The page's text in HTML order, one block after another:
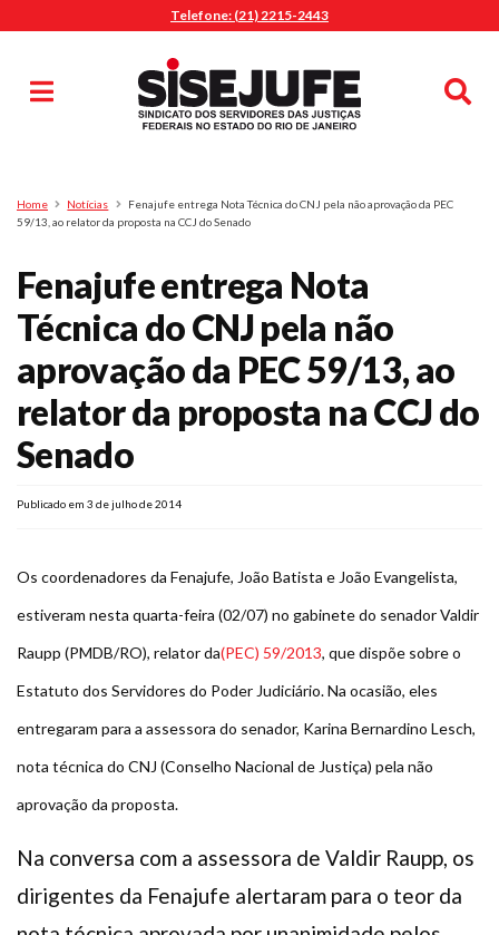
Telefone: (21) 2215-2443
Pesquisa
Home Notícias
Fenajufe entrega Nota Técnica do CNJ pela não aprovação da PEC
59/13, ao relator da proposta na CCJ do Senado
Fenajufe entrega Nota
Técnica do CNJ pela não
aprovação da PEC 59/13, ao
relator da proposta na CCJ do
Senado
Publicado em 3 de julho de 2014
Os coordenadores da Fenajufe, João Batista e João Evangelista,
estiveram nesta quarta-feira (02/07) no gabinete do senador Valdir
Raupp (PMDB/RO), relator da(PEC) 59/2013, que dispõe sobre o
Estatuto dos Servidores do Poder Judiciário. Na ocasião, eles
entregaram para a assessora do senador, Karina Bernardino Lesch,
nota técnica do CNJ (Conselho Nacional de Justiça) pela não
aprovação da proposta.
Na conversa com a assessora de Valdir Raupp, os
dirigentes da Fenajufe alertaram para o teor da
MENU
Sindicalize-se
Jurídico
O Sindicato
Agenda
Casa do Alto
Sede Campestre
Nossos Convênios
Gympass Wellhub
Pós-graduação
FacebookInstagramTwitter YoutubeTikTok Whatsapp